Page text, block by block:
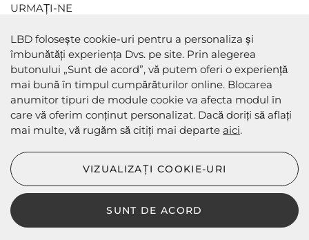
URMAȚI-NE
METODE DE PLATA
METODE DE EXPEDIERE
LBD © 2024 - Toate drepturile rezervate
LBD folosește cookie-uri pentru a personaliza și
îmbunătăți experiența Dvs. pe site. Prin alegerea
butonului „Sunt de acord”, vă putem oferi o experiență
mai bună în timpul cumpărăturilor online. Blocarea
anumitor tipuri de module cookie va afecta modul în
care vă oferim conținut personalizat. Dacă doriți să aflați
mai multe, vă rugăm să citiți mai departe aici.
SUNT DE ACORD
VIZUALIZAȚI COOKIE-URI